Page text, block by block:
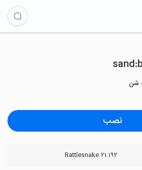
شن
نصب
۲۱.۱۹۲ Rattlesnake